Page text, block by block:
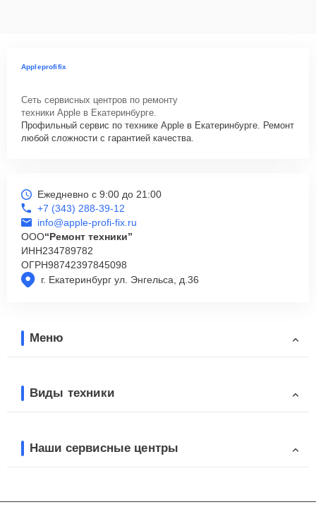
Appleprofifix
Сеть сервисных центров по ремонту
техники Apple в Екатеринбурге.
Профильный сервис по технике Apple в Екатеринбурге. Ремонт
любой сложности с гарантией качества.
г. Екатеринбург ул. Энгельса, д.36
Ежедневно с 9:00 до 21:00
+7 (343) 288-39-12
info@apple-profi-fix.ru
ООО“Ремонт техники”
ИНН234789782
ОГРН98742397845098
Меню
Виды техники
Наши сервисные центры